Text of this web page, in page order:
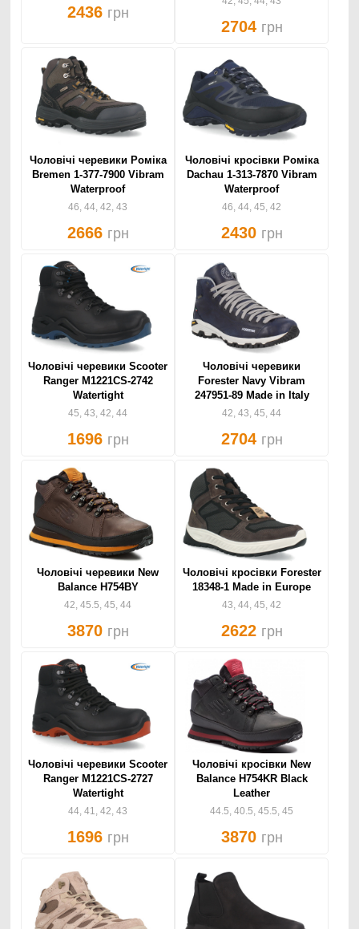
2436 грн
2704 грн
Чоловічі черевики Роміка
Bremen 1-377-7900 Vibram
Waterproof
46, 44, 42, 43
2666 грн
Чоловічі кросівки Роміка
Dachau 1-313-7870 Vibram
Waterproof
46, 44, 45, 42
2430 грн
Чоловічі черевики Scooter
Ranger M1221CS-2742
Watertight
45, 43, 42, 44
1696 грн
Чоловічі черевики
Forester Navy Vibram
247951-89 Made in Italy
42, 43, 45, 44
2704 грн
Чоловічі черевики New
Balance H754BY
42, 45.5, 45, 44
3870 грн
Чоловічі кросівки Forester
18348-1 Made in Europe
43, 44, 45, 42
2622 грн
Чоловічі черевики Scooter
Ranger M1221CS-2727
Watertight
44, 41, 42, 43
1696 грн
Чоловічі кросівки New
Balance H754KR Black
Leather
44.5, 40.5, 45.5, 45
3870 грн